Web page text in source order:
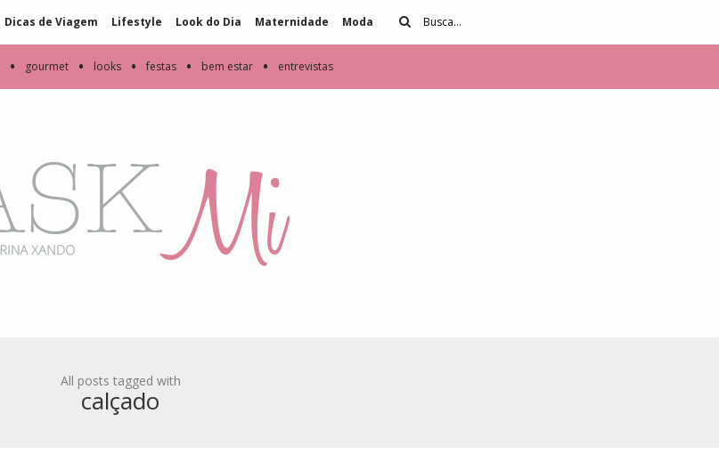
Dicas de Viagem Lifestyle Look do Dia Maternidade Moda
• gourmet • looks • festas • bem estar • entrevistas
All posts tagged with
calçado